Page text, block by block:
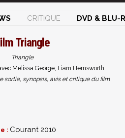
CRITIQUE DVD & BLU-
Triangle
Triangle
Melissa George, Liam Hemsworth
sortie, synopsis, avis et critique du film
: Courant 2010